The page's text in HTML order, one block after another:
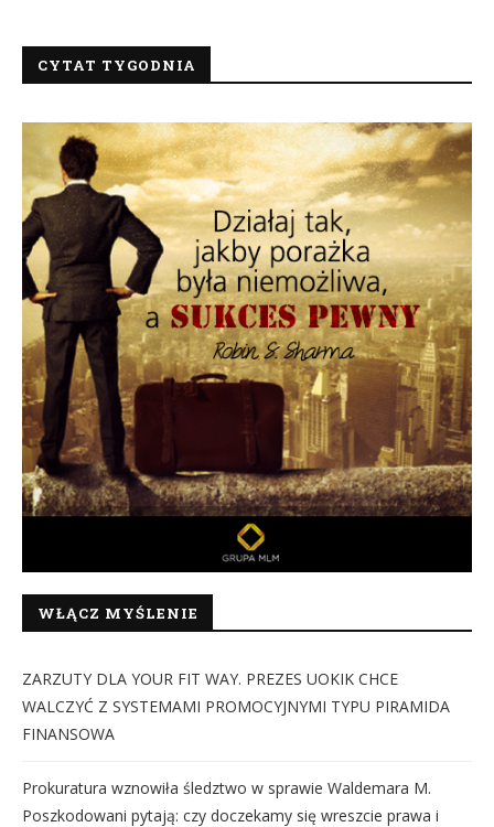
CYTAT TYGODNIA
WŁĄCZ MYŚLENIE
ZARZUTY DLA YOUR FIT WAY. PREZES UOKIK CHCE
WALCZYĆ Z SYSTEMAMI PROMOCYJNYMI TYPU PIRAMIDA
FINANSOWA
Prokuratura wznowiła śledztwo w sprawie Waldemara M.
Poszkodowani pytają: czy doczekamy się wreszcie prawa i